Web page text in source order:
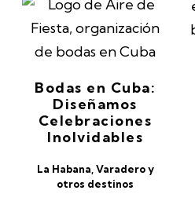
Bodas en Cuba:
Diseñamos
Celebraciones
Inolvidables
La Habana, Varadero y
otros destinos